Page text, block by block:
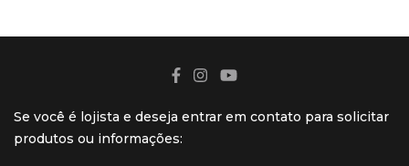
Se você é lojista e deseja entrar em contato para solicitar
produtos ou informações: